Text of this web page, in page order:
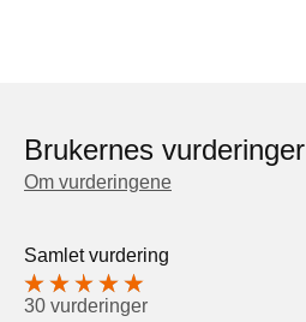
Brukernes vurderinger
Om vurderingene
Samlet vurdering
30 vurderinger